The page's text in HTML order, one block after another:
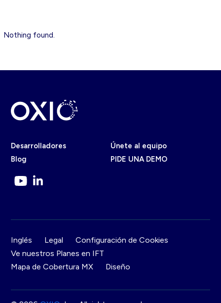
Nothing found.
Desarrolladores
Únete al equipo
Blog
PIDE UNA DEMO
Inglés Legal
Configuración de Cookies
Ve nuestros Planes en IFT
Mapa de Cobertura MX
Diseño